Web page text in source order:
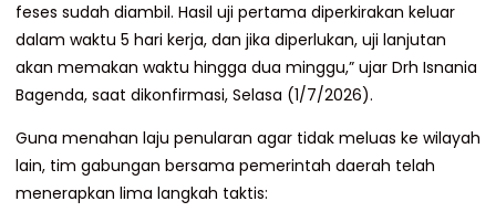
feses sudah diambil. Hasil uji pertama diperkirakan keluar
dalam waktu 5 hari kerja, dan jika diperlukan, uji lanjutan
akan memakan waktu hingga dua minggu,” ujar Drh Isnania
Bagenda, saat dikonfirmasi, Selasa (1/7/2026).
Guna menahan laju penularan agar tidak meluas ke wilayah
lain, tim gabungan bersama pemerintah daerah telah
menerapkan lima langkah taktis: